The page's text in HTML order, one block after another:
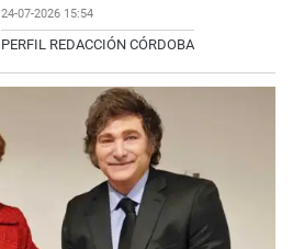
24-07-2026 15:54
PERFIL REDACCIÓN CÓRDOBA